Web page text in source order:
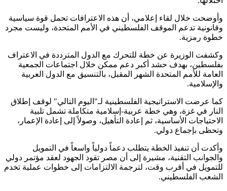
وأوضحت خلال لقاء إعلامي، أن هذه الاعترافات تحمل قوة سياسية
وقانونية تدعم الموقف الفلسطيني في الأمم المتحدة، وليست مجرد
خطوة رمزية.
وكشفت الوزيرة عن خطة للتحرك مع الدول المترددة في الاعتراف
بفلسطين، بهدف حشد أكبر دعم ممكن خلال اجتماعات الجمعية
العامة للأمم المتحدة الشهر المقبل، بالتنسيق مع الدول العربية
والإسلامية.
كما عرضت الاستراتيجية الفلسطينية لـ"اليوم التالي" لوقف إطلاق
النار في غزة، وهي خطة عربية-إسلامية متكاملة تشمل تلبية
الاحتياجات الأساسية، ثم إعادة التأهيل، وصولاً إلى إعادة الإعمار،
وتحظى بإجماع دولي.
وأكدت أن تنفيذ الخطة يتطلب دعماً دولياً واسعاً في التمويل
والجوانب التقنية، مشيرة إلى أن مصر تقود الجهود لعقد مؤتمر دولي
للتمويل في أقرب وقت، لترجمة الالتزامات إلى خطوات عملية تخدم
الشعب الفلسطيني.